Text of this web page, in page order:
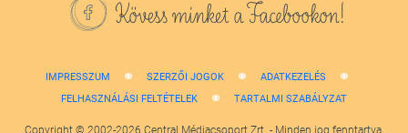
Kövess minket a Facebookon!
IMPRESSZUM SZERZŐI JOGOK
ADATKEZELÉS
FELHASZNÁLÁSI FELTÉTELEK
TARTALMI SZABÁLYZAT
Copyright © 2002-2026 Central Médiacsoport Zrt. - Minden jog fenntartva.